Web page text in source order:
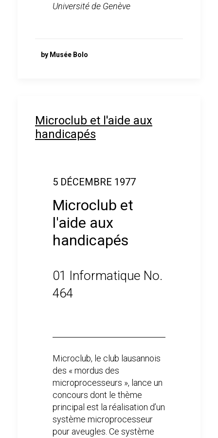
Université de Genève
by Musée Bolo
Microclub et l'aide aux
handicapés
5 DÉCEMBRE 1977
Microclub et
l'aide aux
handicapés
01 Informatique No.
464
Microclub, le club lausannois
des « mordus des
microprocesseurs », lance un
concours dont le thème
principal est la réalisation d’un
système microprocesseur
pour aveugles. Ce système